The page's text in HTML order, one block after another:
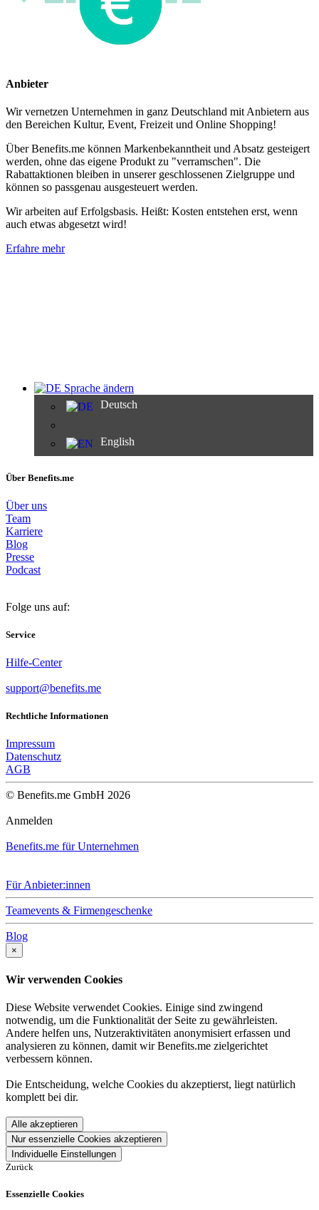
Anbieter
Wir vernetzen Unternehmen in ganz Deutschland mit Anbietern aus
den Bereichen Kultur, Event, Freizeit und Online Shopping!
Über Benefits.me können Markenbekanntheit und Absatz gesteigert
werden, ohne das eigene Produkt zu "verramschen". Die
Rabattaktionen bleiben in unserer geschlossenen Zielgruppe und
können so passgenau ausgesteuert werden.
Wir arbeiten auf Erfolgsbasis. Heißt: Kosten entstehen erst, wenn
auch etwas abgesetzt wird!
Erfahre mehr
Sprache ändern
Deutsch
English
Über Benefits.me
Über uns
Team
Karriere
Blog
Presse
Podcast
Folge uns auf:
Service
Hilfe-Center
support@benefits.me
Rechtliche Informationen
Impressum
Datenschutz
AGB
© Benefits.me GmbH 2026
Anmelden
Benefits.me für Unternehmen
Für Anbieter:innen
Teamevents & Firmengeschenke
Blog
×
Wir verwenden Cookies
Diese Website verwendet Cookies. Einige sind zwingend
notwendig, um die Funktionalität der Seite zu gewährleisten.
Andere helfen uns, Nutzeraktivitäten anonymisiert erfassen und
analysieren zu können, damit wir Benefits.me zielgerichtet
verbessern können.
Die Entscheidung, welche Cookies du akzeptierst, liegt natürlich
komplett bei dir.
Alle akzeptieren
Nur essenzielle Cookies akzeptieren
Individuelle Einstellungen
Zurück
Essenzielle Cookies